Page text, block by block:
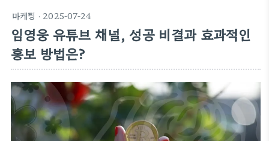
마케팅 · 2025-07-24
임영웅 유튜브 채널, 성공 비결과 효과적인
홍보 방법은?